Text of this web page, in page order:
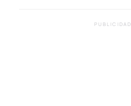
PUBLICIDAD